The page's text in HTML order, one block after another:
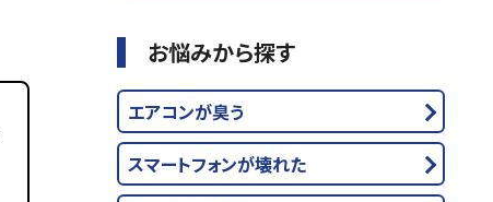
お悩みから探す
エアコンが臭う
スマートフォンが壊れた